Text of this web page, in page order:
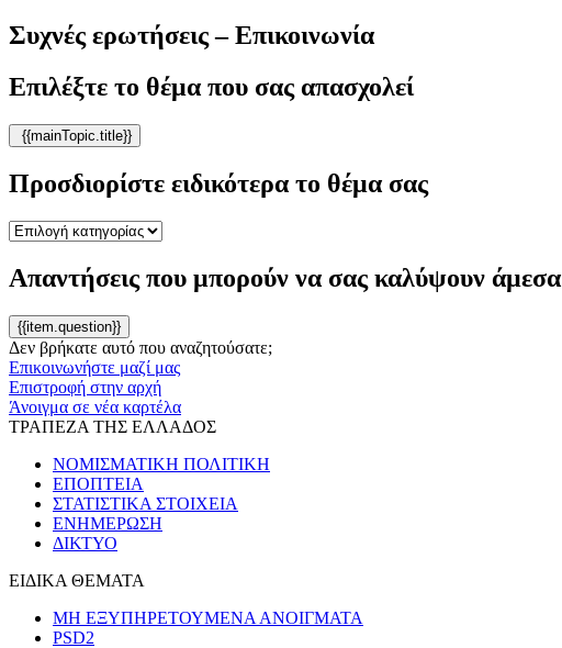
Συχνές ερωτήσεις – Επικοινωνία
Επιλέξτε το θέμα που σας απασχολεί
{{mainTopic.title}}
Προσδιορίστε ειδικότερα το θέμα σας
Απαντήσεις που μπορούν να σας καλύψουν άμεσα
{{item.question}}
Δεν βρήκατε αυτό που αναζητούσατε;
Επικοινωνήστε μαζί μας
Επιστροφή στην αρχή
Άνοιγμα σε νέα καρτέλα
ΤΡΑΠΕΖΑ ΤΗΣ ΕΛΛΑΔΟΣ
ΝΟΜΙΣΜΑΤΙΚΗ ΠΟΛΙΤΙΚΗ
ΕΠΟΠΤΕΙΑ
ΣΤΑΤΙΣΤΙΚΑ ΣΤΟΙΧΕΙΑ
ΕΝΗΜΕΡΩΣΗ
ΔΙΚΤΥΟ
ΕΙΔΙΚΑ ΘΕΜΑΤΑ
ΜΗ ΕΞΥΠΗΡΕΤΟΥΜΕΝΑ ΑΝΟΙΓΜΑΤΑ
PSD2